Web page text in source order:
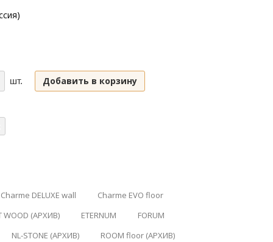
шт. Добавить в корзину
Charme DELUXE wall
Charme EVO floor
WOOD (АРХИВ) ETERNUM
FORUM
NL-STONE (АРХИВ) ROOM floor (АРХИВ)